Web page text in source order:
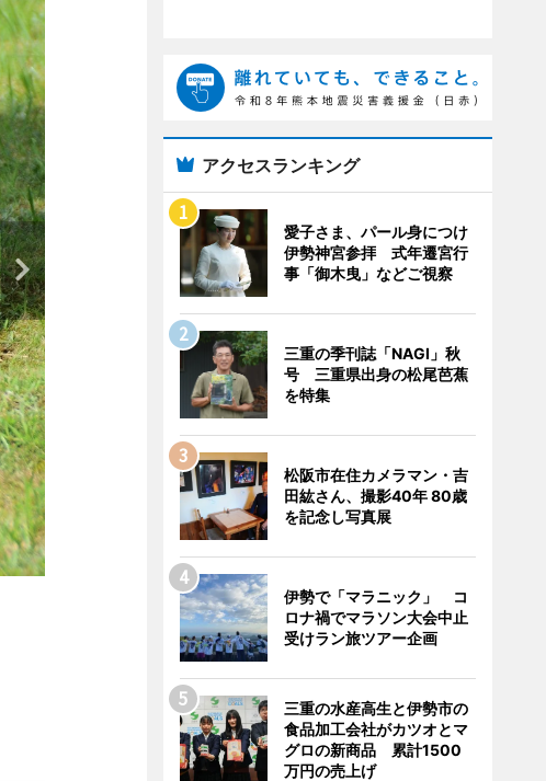
アクセスランキング
愛子さま、パール身につけ
伊勢神宮参拝 式年遷宮行
事「御木曳」などご視察
三重の季刊誌「NAGI」秋
号 三重県出身の松尾芭蕉
を特集
松阪市在住カメラマン・吉
田紘さん、撮影40年 80歳
を記念し写真展
伊勢で「マラニック」 コ
ロナ禍でマラソン大会中止
受けラン旅ツアー企画
三重の水産高生と伊勢市の
食品加工会社がカツオとマ
グロの新商品 累計1500
万円の売上げ